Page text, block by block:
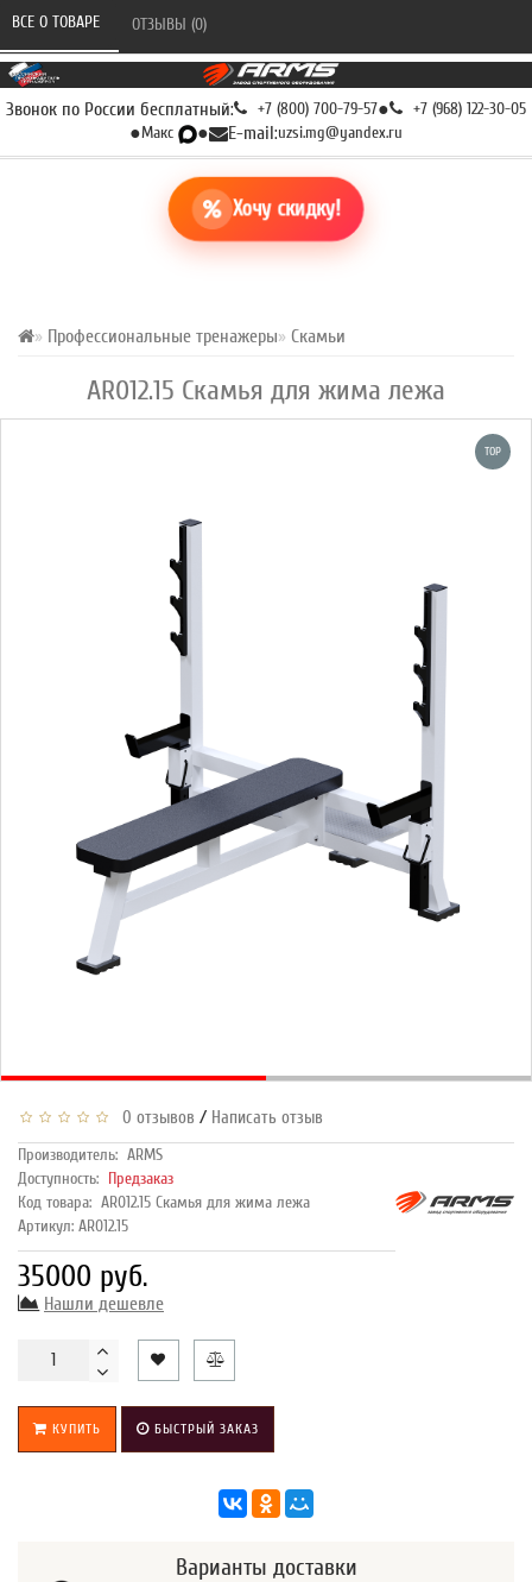
Звонок по России бесплатный: +7 (800) 700-79-57● +7 (968) 122-30-05
●Макс ● E-mail:uzsi.mg@yandex.ru
Хочу скидку!
Профессиональные тренажеры Скамьи
AR012.15 Скамья для жима лежа
ВСЕ О ТОВАРЕ ОТЗЫВЫ (0)
TOP
0 отзывов / Написать отзыв
Производитель: ARMS
Доступность: Предзаказ
Код товара: AR012.15 Скамья для жима лежа
Артикул: AR012.15
35000 руб.
Нашли дешевле
КУПИТЬ БЫСТРЫЙ ЗАКАЗ
Варианты доставки